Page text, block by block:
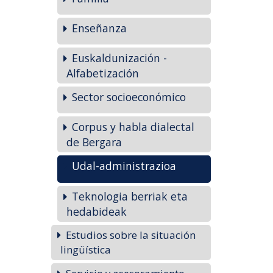
Enseñanza
Euskaldunización -
Alfabetización
Sector socioeconómico
Corpus y habla dialectal
de Bergara
Udal-administrazioa
Teknologia berriak eta
hedabideak
Estudios sobre la situación
lingüística